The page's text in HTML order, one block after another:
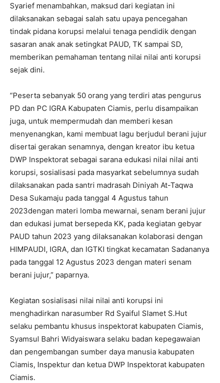
Syarief menambahkan, maksud dari kegiatan ini
dilaksanakan sebagai salah satu upaya pencegahan
tindak pidana korupsi melalui tenaga pendidik dengan
sasaran anak anak setingkat PAUD, TK sampai SD,
memberikan pemahaman tentang nilai nilai anti korupsi
sejak dini.
“Peserta sebanyak 50 orang yang terdiri atas pengurus
PD dan PC IGRA Kabupaten Ciamis, perlu disampaikan
juga, untuk mempermudah dan memberi kesan
menyenangkan, kami membuat lagu berjudul berani jujur
disertai gerakan senamnya, dengan kreator ibu ketua
DWP Inspektorat sebagai sarana edukasi nilai nilai anti
korupsi, sosialisasi pada masyarkat sebelumnya sudah
dilaksanakan pada santri madrasah Diniyah At-Taqwa
Desa Sukamaju pada tanggal 4 Agustus tahun
2023dengan materi lomba mewarnai, senam berani jujur
dan edukasi jumat bersepeda KK, pada kegiatan gebyar
PAUD tahun 2023 yang dilaksanakan kolaborasi dengan
HIMPAUDI, IGRA, dan IGTKI tingkat kecamatan Sadananya
pada tanggal 12 Agustus 2023 dengan materi senam
berani jujur,” paparnya.
Kegiatan sosialisasi nilai nilai anti korupsi ini
menghadirkan narasumber Rd Syaiful Slamet S.Hut
selaku pembantu khusus inspektorat kabupaten Ciamis,
Syamsul Bahri Widyaiswara selaku badan kepegawaian
dan pengembangan sumber daya manusia kabupaten
Ciamis, Inspektur dan ketua DWP Inspektorat kabupaten
Ciamis.